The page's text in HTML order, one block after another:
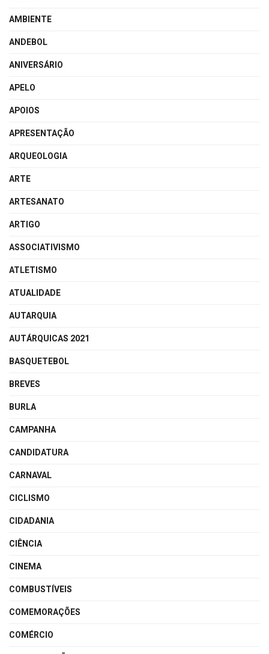
AMBIENTE
ANDEBOL
ANIVERSÁRIO
APELO
APOIOS
APRESENTAÇÃO
ARQUEOLOGIA
ARTE
ARTESANATO
ARTIGO
ASSOCIATIVISMO
ATLETISMO
ATUALIDADE
AUTARQUIA
AUTÁRQUICAS 2021
BASQUETEBOL
BREVES
BURLA
CAMPANHA
CANDIDATURA
CARNAVAL
CICLISMO
CIDADANIA
CIÊNCIA
CINEMA
COMBUSTÍVEIS
COMEMORAÇÕES
COMÉRCIO